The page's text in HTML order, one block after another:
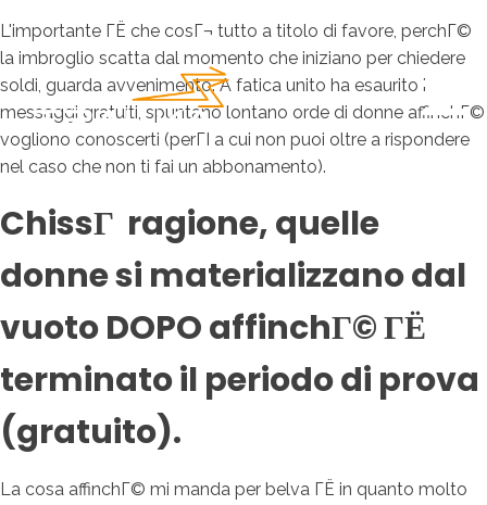
L'importante ГЁ che cosГ¬ tutto a titolo di favore, perchГ©
la imbroglio scatta dal momento che iniziano per chiedere
soldi, guarda avvenimento. A fatica unito ha esaurito i
messaggi gratuiti, spuntano lontano orde di donne affinchГ©
vogliono conoscerti (perГІ a cui non puoi oltre a rispondere
nel caso che non ti fai un abbonamento).
ChissГ ragione, quelle
donne si materializzano dal
vuoto DOPO affinchГ© ГЁ
terminato il periodo di prova
(gratuito).
La cosa affinchГ© mi manda per belva ГЁ in quanto molto